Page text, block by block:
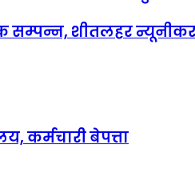
शीतलहर
कर्मचारी बेपत्ता